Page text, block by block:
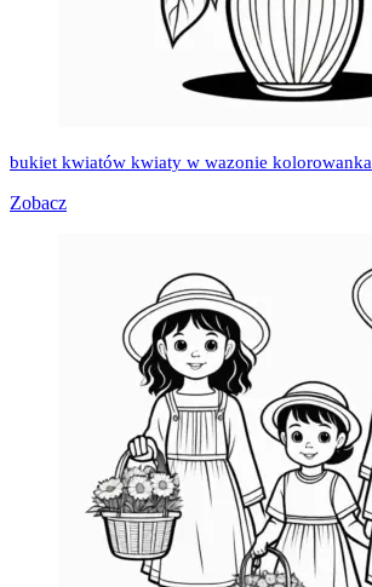
bukiet kwiatów kwiaty w wazonie kolorowanka
Zobacz